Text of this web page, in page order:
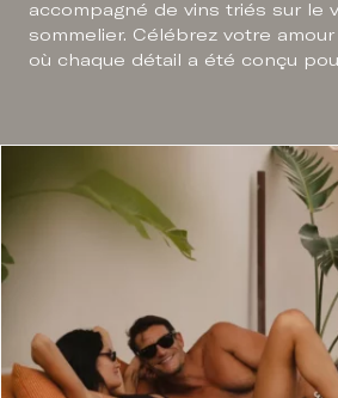
accompagné de vins triés sur le
sommelier. Célébrez votre
où chaque détail a été conçu